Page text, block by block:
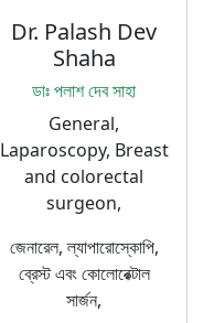
Dr. Palash Dev
Shaha
ডাঃ পলাশ দেব সাহা
General,
Laparoscopy, Breast
and colorectal
surgeon,
জেনারেল, ল্যাপারোস্কোপি,
ব্রেস্ট এবং কোলোরেক্টাল
সার্জন,